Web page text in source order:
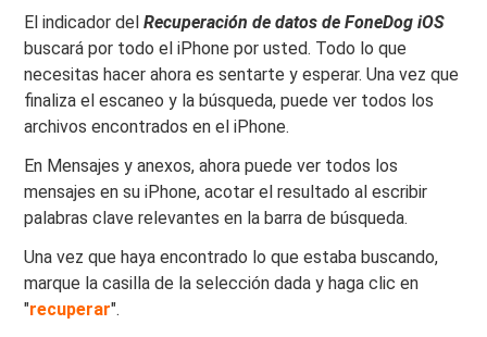
El indicador del Recuperación de datos de FoneDog iOS
buscará por todo el iPhone por usted. Todo lo que
necesitas hacer ahora es sentarte y esperar. Una vez que
finaliza el escaneo y la búsqueda, puede ver todos los
archivos encontrados en el iPhone.
En Mensajes y anexos, ahora puede ver todos los
mensajes en su iPhone, acotar el resultado al escribir
palabras clave relevantes en la barra de búsqueda.
Una vez que haya encontrado lo que estaba buscando,
marque la casilla de la selección dada y haga clic en
"recuperar".